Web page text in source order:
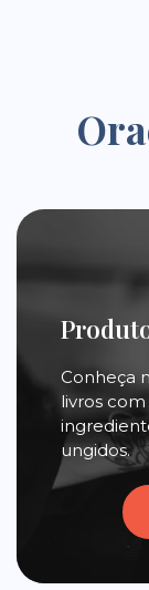
Conheça
livros
ungidos.